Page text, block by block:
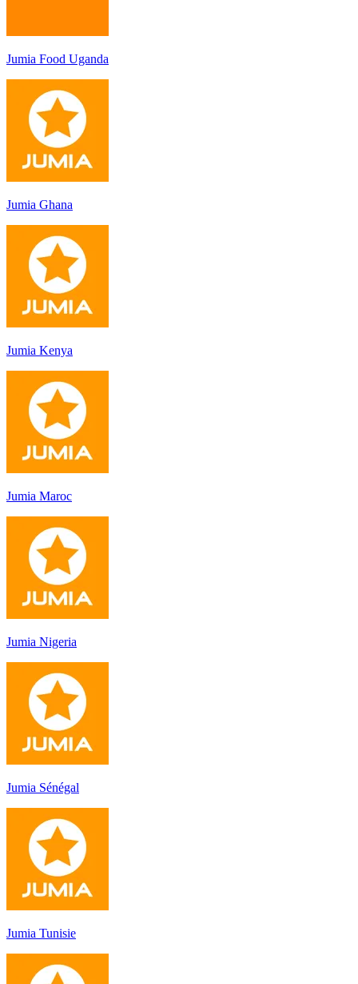
Jumia Food Uganda
Jumia Ghana
Jumia Kenya
Jumia Maroc
Jumia Nigeria
Jumia Sénégal
Jumia Tunisie